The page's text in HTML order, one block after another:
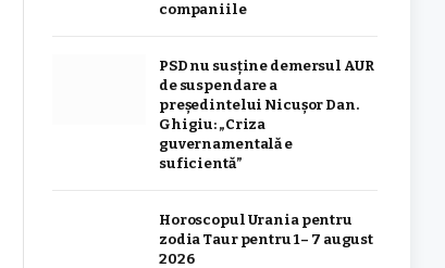
companiile
PSD nu susține demersul AUR
de suspendare a
președintelui Nicușor Dan.
Ghigiu: „Criza
guvernamentală e
suficientă”
Horoscopul Urania pentru
zodia Taur pentru 1 – 7 august
2026